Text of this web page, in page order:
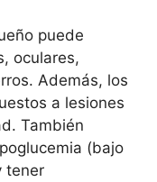
puede
oculares,
Además, los
a lesiones
También
(bajo
tener